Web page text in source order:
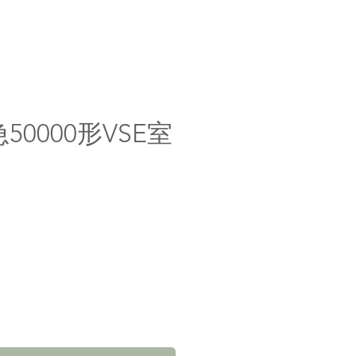
形VSE室